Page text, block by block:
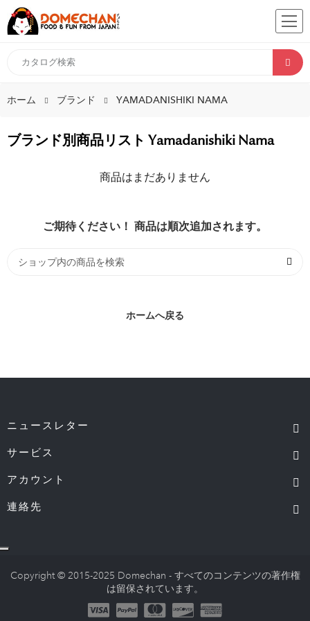
ホーム ブランド YAMADANISHIKI NAMA
ブランド別商品リスト Yamadanishiki Nama
商品はまだありません
ご期待ください！ 商品は順次追加されます。
ホームへ戻る
ニュースレター
サービス
アカウント
連絡先
Copyright © 2015-2025 Domechan - すべてのコンテンツの著作権
は留保されています。